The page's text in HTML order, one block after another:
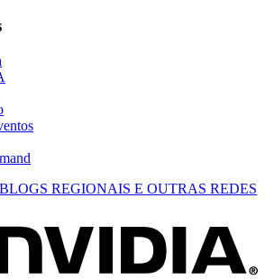
REGIONAIS E OUTRAS REDES